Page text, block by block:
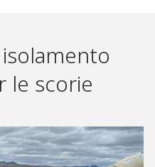
le scorie